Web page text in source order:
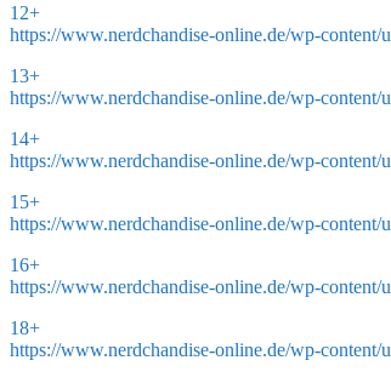
12+
https://www.nerdchandise-online.de/wp-content/
13+
https://www.nerdchandise-online.de/wp-content/
14+
https://www.nerdchandise-online.de/wp-content/
15+
https://www.nerdchandise-online.de/wp-content/
16+
https://www.nerdchandise-online.de/wp-content/
18+
https://www.nerdchandise-online.de/wp-content/